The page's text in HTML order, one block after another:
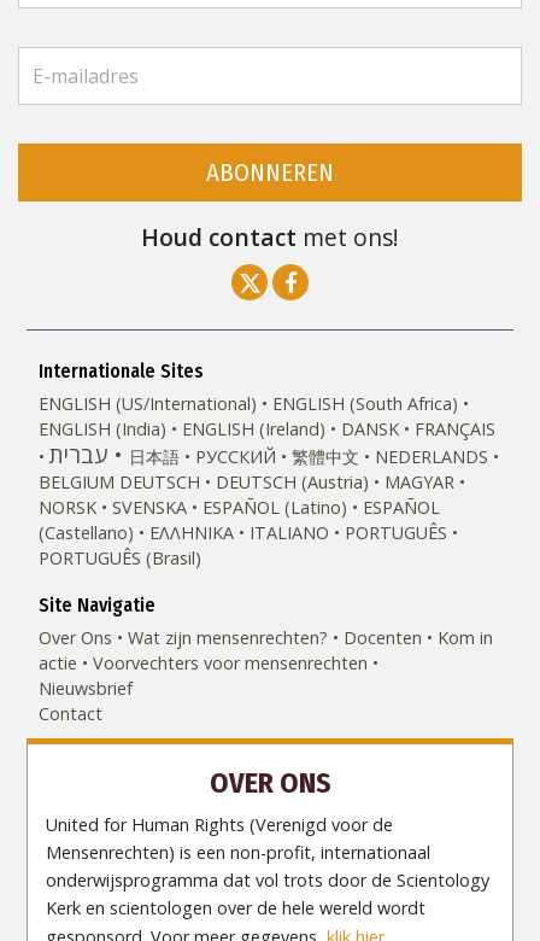
ABONNEREN
Houd contact met ons!
Internationale Sites
ENGLISH (US/International)
ENGLISH (South Africa)
ENGLISH (India)
ENGLISH (Ireland) DANSK FRANÇAIS
עברית 日本語 РУССКИЙ 繁體中文
NEDERLANDS
BELGIUM DEUTSCH DEUTSCH (Austria)
MAGYAR
NORSK
SVENSKA ESPAÑOL (Latino)
ESPAÑOL
(Castellano)
ΕΛΛΗΝΙΚA ITALIANO
PORTUGUÊS
PORTUGUÊS (Brasil)‎
Site Navigatie
Over Ons
Wat zijn mensenrechten? Docenten
Kom in
actie
Voorvechters voor mensenrechten
Nieuwsbrief
Contact
OVER ONS
United for Human Rights (Verenigd voor de
Mensenrechten) is een non-profit, internationaal
onderwijsprogramma dat vol trots door de Scientology
Kerk en scientologen over de hele wereld wordt